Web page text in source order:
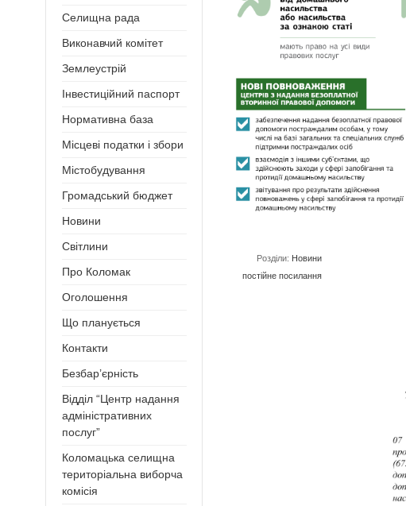
Розділи: Новини
постійне посилання
Селищна рада
Виконавчий комітет
Землеустрій
Інвестиційний паспорт
Нормативна база
Місцеві податки і збори
Містобудування
Громадський бюджет
Новини
Світлини
Про Коломак
Оголошення
Що планується
Контакти
Безбар’єрність
Відділ “Центр надання
адміністративних
послуг”
Коломацька селищна
територіальна виборча
комісія